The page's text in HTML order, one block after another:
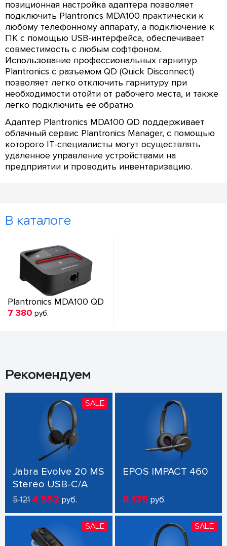
позиционная настройка адаптера позволяет
подключить Plantronics MDA100 практически к
любому телефонному аппарату, а подключение к
ПК с помощью USB-интерфейса, обеспечивает
совместимость с любым софтфоном.
Использование профессиональных гарнитур
Plantronics с разъемом QD (Quick Disconnect)
позволяет легко отключить гарнитуру при
необходимости отойти от рабочего места, и также
легко подключить её обратно.
Адаптер Plantronics MDA100 QD поддерживает
облачный сервис Plantronics Manager, с помощью
которого IT-специалисты могут осуществлять
удаленное управление устройствами на
предприятии и проводить инвентаризацию.
В каталоге
Plantronics MDA100 QD
7 380 руб.
Рекомендуем
SALE
Jabra Evolve 20 MS
Stereo USB-C/A
5 121 4 552 руб.
EPOS IMPACT 460
8 135 руб.
SALE SALE